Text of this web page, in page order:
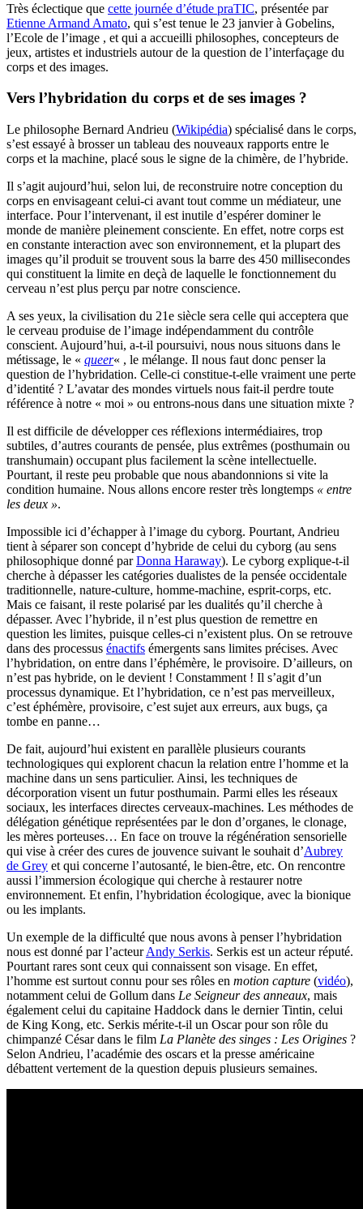
Très éclectique que cette journée d’étude praTIC, présentée par
Etienne Armand Amato, qui s’est tenue le 23 janvier à Gobelins,
l’Ecole de l’image , et qui a accueilli philosophes, concepteurs de
jeux, artistes et industriels autour de la question de l’interfaçage du
corps et des images.
Vers l’hybridation du corps et de ses images ?
Le philosophe Bernard Andrieu (Wikipédia) spécialisé dans le corps,
s’est essayé à brosser un tableau des nouveaux rapports entre le
corps et la machine, placé sous le signe de la chimère, de l’hybride.
Il s’agit aujourd’hui, selon lui, de reconstruire notre conception du
corps en envisageant celui-ci avant tout comme un médiateur, une
interface. Pour l’intervenant, il est inutile d’espérer dominer le
monde de manière pleinement consciente. En effet, notre corps est
en constante interaction avec son environnement, et la plupart des
images qu’il produit se trouvent sous la barre des 450 millisecondes
qui constituent la limite en deçà de laquelle le fonctionnement du
cerveau n’est plus perçu par notre conscience.
A ses yeux, la civilisation du 21e siècle sera celle qui acceptera que
le cerveau produise de l’image indépendamment du contrôle
conscient. Aujourd’hui, a-t-il poursuivi, nous nous situons dans le
métissage, le « queer« , le mélange. Il nous faut donc penser la
question de l’hybridation. Celle-ci constitue-t-elle vraiment une perte
d’identité ? L’avatar des mondes virtuels nous fait-il perdre toute
référence à notre « moi » ou entrons-nous dans une situation mixte ?
Il est difficile de développer ces réflexions intermédiaires, trop
subtiles, d’autres courants de pensée, plus extrêmes (posthumain ou
transhumain) occupant plus facilement la scène intellectuelle.
Pourtant, il reste peu probable que nous abandonnions si vite la
condition humaine. Nous allons encore rester très longtemps « entre
les deux ».
Impossible ici d’échapper à l’image du cyborg. Pourtant, Andrieu
tient à séparer son concept d’hybride de celui du cyborg (au sens
philosophique donné parDonna Haraway). Le cyborg explique-t-il
cherche à dépasser les catégories dualistes de la pensée occidentale
traditionnelle, nature-culture, homme-machine, esprit-corps, etc.
Mais ce faisant, il reste polarisé par les dualités qu’il cherche à
dépasser. Avec l’hybride, il n’est plus question de remettre en
question les limites, puisque celles-ci n’existent plus. On se retrouve
dans des processus énactifs émergents sans limites précises. Avec
l’hybridation, on entre dans l’éphémère, le provisoire. D’ailleurs, on
n’est pas hybride, on le devient ! Constamment ! Il s’agit d’un
processus dynamique. Et l’hybridation, ce n’est pas merveilleux,
c’est éphémère, provisoire, c’est sujet aux erreurs, aux bugs, ça
tombe en panne…
De fait, aujourd’hui existent en parallèle plusieurs courants
technologiques qui explorent chacun la relation entre l’homme et la
machine dans un sens particulier. Ainsi, les techniques de
décorporation visent un futur posthumain. Parmi elles les réseaux
sociaux, les interfaces directes cerveaux-machines. Les méthodes de
délégation génétique représentées par le don d’organes, le clonage,
les mères porteuses… En face on trouve la régénération sensorielle
qui vise à créer des cures de jouvence suivant le souhait d’Aubrey
de Grey et qui concerne l’autosanté, le bien-être, etc. On rencontre
aussi l’immersion écologique qui cherche à restaurer notre
environnement. Et enfin, l’hybridation écologique, avec la bionique
ou les implants.
Un exemple de la difficulté que nous avons à penser l’hybridation
nous est donné par l’acteurAndy Serkis. Serkis est un acteur réputé.
Pourtant rares sont ceux qui connaissent son visage. En effet,
l’homme est surtout connu pour ses rôles en motion capture (vidéo),
notamment celui de Gollum dans Le Seigneur des anneaux, mais
également celui du capitaine Haddock dans le dernier Tintin, celui
de King Kong, etc. Serkis mérite-t-il un Oscar pour son rôle du
chimpanzé César dans le film La Planète des singes : Les Origines ?
Selon Andrieu, l’académie des oscars et la presse américaine
débattent vertement de la question depuis plusieurs semaines.